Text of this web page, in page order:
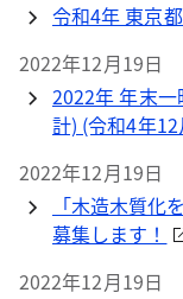
令和4年 東京
2022年12月19日
2022年 年末
計) (令和4年
2022年12月19日
「木造木質化
募集します！
2022年12月19日